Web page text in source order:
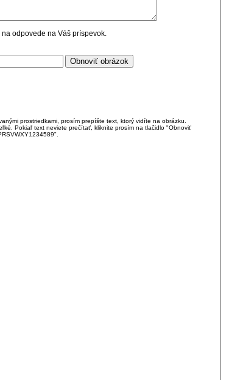
odpovede na Váš príspevok.
prostriedkami, prosím prepíšte text, ktorý vidíte na obrázku.
Pokiaľ text neviete prečítať, kliknite prosím na tlačidlo "Obnoviť